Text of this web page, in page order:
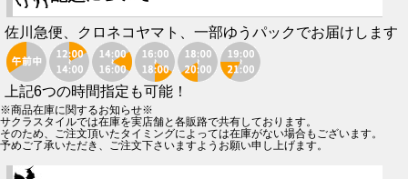
佐川急便、クロネコヤマト、一部ゆうパックでお届けします
上記6つの時間指定も可能！
※商品在庫に関するお知らせ※
サクラスタイルでは在庫を実店舗と各販路で共有しております。
そのため、ご注文頂いたタイミングによっては在庫がない場合もございます。
予めご了承いただき、ご注文下さいますようお願い申し上げます。